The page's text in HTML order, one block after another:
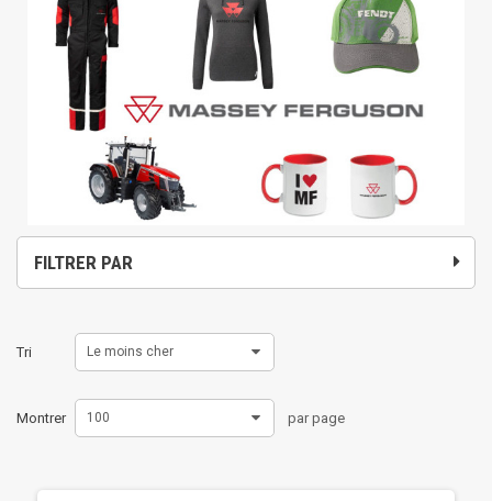
FILTRER PAR
Tri Le moins cher
Montrer 100 par page